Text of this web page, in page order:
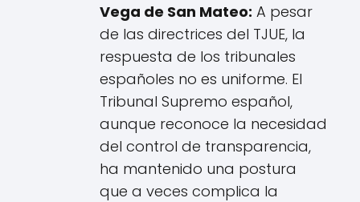
Vega de San Mateo: A pesar
de las directrices del TJUE, la
respuesta de los tribunales
españoles no es uniforme. El
Tribunal Supremo español,
aunque reconoce la necesidad
del control de transparencia,
ha mantenido una postura
que a veces complica la